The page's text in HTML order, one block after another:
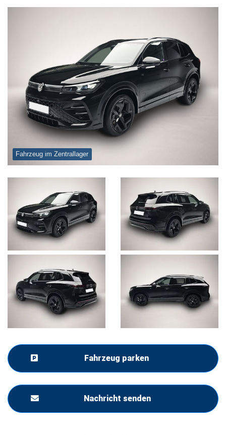
Fahrzeug im Zentrallager
Fahrzeug parken
Nachricht senden